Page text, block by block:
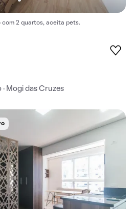
2 quartos, aceita pets.
Mogi das Cruzes